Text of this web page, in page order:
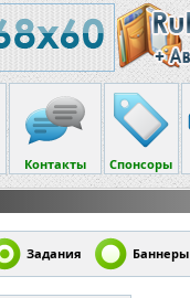
Контакты Спонсоры
Задания Баннеры